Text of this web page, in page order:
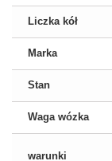
Liczka kół
Marka
Stan
Waga wózka
warunki